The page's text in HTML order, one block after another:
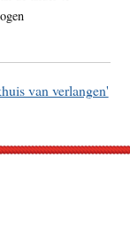
van verlangen'